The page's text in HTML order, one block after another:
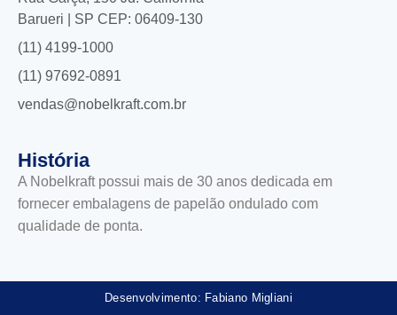
Barueri | SP CEP: 06409-130
(11) 4199-1000
(11) 97692-0891
vendas@nobelkraft.com.br
História
A Nobelkraft possui mais de 30 anos dedicada em
fornecer embalagens de papelão ondulado com
qualidade de ponta.
Desenvolvimento: Fabiano Migliani